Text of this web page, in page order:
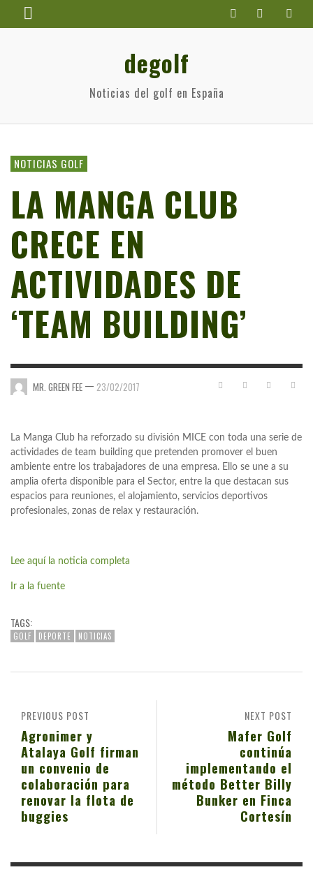
degolf
Noticias del golf en España
NOTICIAS GOLF
LA MANGA CLUB
CRECE EN
ACTIVIDADES DE
‘TEAM BUILDING’
MR. GREEN FEE — 23/02/2017
La Manga Club ha reforzado su división MICE con toda una serie de
actividades de team building que pretenden promover el buen
ambiente entre los trabajadores de una empresa. Ello se une a su
amplia oferta disponible para el Sector, entre la que destacan sus
espacios para reuniones, el alojamiento, servicios deportivos
profesionales, zonas de relax y restauración.
Lee aquí la noticia completa
Ir a la fuente
TAGS:
GOLF DEPORTE NOTICIAS
NEXT POST
Mafer Golf
continúa
implementando el
método Better Billy
Bunker en Finca
Cortesín
PREVIOUS POST
Agronimer y
Atalaya Golf firman
un convenio de
colaboración para
renovar la flota de
buggies